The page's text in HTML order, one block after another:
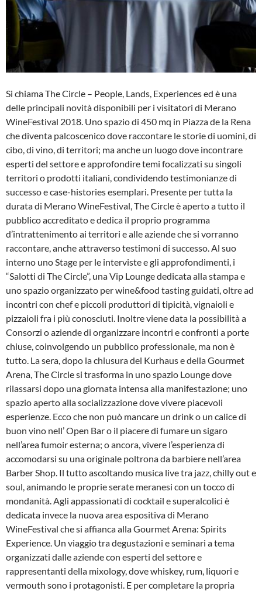
Si chiama The Circle – People, Lands, Experiences ed è una
delle principali novità disponibili per i visitatori di Merano
WineFestival 2018. Uno spazio di 450 mq in Piazza de la Rena
che diventa palcoscenico dove raccontare le storie di uomini, di
cibo, di vino, di territori; ma anche un luogo dove incontrare
esperti del settore e approfondire temi focalizzati su singoli
territori o prodotti italiani, condividendo testimonianze di
successo e case-histories esemplari. Presente per tutta la
durata di Merano WineFestival, The Circle è aperto a tutto il
pubblico accreditato e dedica il proprio programma
d’intrattenimento ai territori e alle aziende che si vorranno
raccontare, anche attraverso testimoni di successo. Al suo
interno uno Stage per le interviste e gli approfondimenti, i
“Salotti di The Circle”, una Vip Lounge dedicata alla stampa e
uno spazio organizzato per wine&food tasting guidati, oltre ad
incontri con chef e piccoli produttori di tipicità, vignaioli e
pizzaioli fra i più conosciuti. Inoltre viene data la possibilità a
Consorzi o aziende di organizzare incontri e confronti a porte
chiuse, coinvolgendo un pubblico professionale, ma non è
tutto. La sera, dopo la chiusura del Kurhaus e della Gourmet
Arena, The Circle si trasforma in uno spazio Lounge dove
rilassarsi dopo una giornata intensa alla manifestazione; uno
spazio aperto alla socializzazione dove vivere piacevoli
esperienze. Ecco che non può mancare un drink o un calice di
buon vino nell’ Open Bar o il piacere di fumare un sigaro
nell’area fumoir esterna; o ancora, vivere l’esperienza di
accomodarsi su una originale poltrona da barbiere nell’area
Barber Shop. Il tutto ascoltando musica live tra jazz, chilly out e
soul, animando le proprie serate meranesi con un tocco di
mondanità. Agli appassionati di cocktail e superalcolici è
dedicata invece la nuova area espositiva di Merano
WineFestival che si affianca alla Gourmet Arena: Spirits
Experience. Un viaggio tra degustazioni e seminari a tema
organizzati dalle aziende con esperti del settore e
rappresentanti della mixology, dove whiskey, rum, liquori e
vermouth sono i protagonisti. E per completare la propria